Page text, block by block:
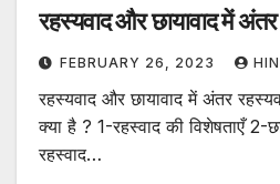
रहस्यवाद और छायावाद में अंतर
FEBRUARY 26, 2023
रहस्यवाद और छायावाद में अंतर
क्या है ? 1-रहस्वाद की विशेषताएँ 2-
रहस्वाद…